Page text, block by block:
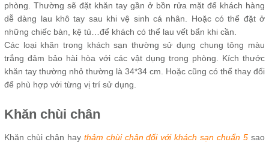
phòng. Thường sẽ đặt khăn tay gần ở bồn rửa mặt để khách hàng
dễ dàng lau khô tay sau khi vệ sinh cá nhân. Hoặc có thể đặt ở
những chiếc bàn, kệ tủ…để khách có thể lau vết bẩn khi cần.
Các loại khăn trong khách sạn thường sử dụng chung tông màu
trắng đảm bảo hài hòa với các vật dụng trong phòng. Kích thước
khăn tay thường nhỏ thường là 34*34 cm. Hoặc cũng có thể thay đổi
để phù hợp với từng vị trí sử dụng.
Khăn chùi chân
Khăn chùi chân hay thảm chùi chân đối với khách sạn chuẩn 5 sao